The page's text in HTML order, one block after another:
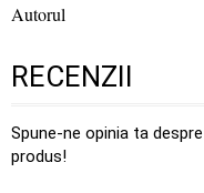
Autorul
RECENZII
Spune-ne opinia ta
produs!